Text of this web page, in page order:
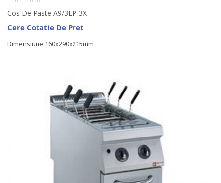
Cos De Paste A9/3LP-3X
Cere Cotatie De Pret
Dimensiune 160x290x215mm